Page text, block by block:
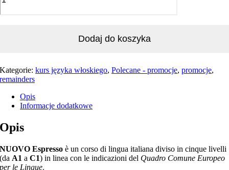
Dodaj do koszyka
Kategorie:kurs języka włoskiego,Polecane - promocje,promocje,
remainders
Opis
Informacje dodatkowe
Opis
NUOVO Espresso è un corso di lingua italiana diviso in cinque livelli
(da A1a C1) in linea con le indicazioni del Quadro Comune Europeo
per le Lingue.